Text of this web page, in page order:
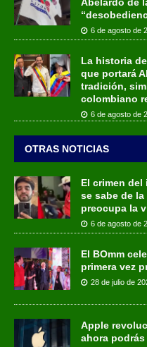
6 de agosto de
La historia
que portará
tradición,
colombiano
6 de agosto de
OTRAS NOTICIAS
El crimen del
se sabe de
preocupa la
6 de agosto de
El BOmm
primera vez
28 de julio de
Apple
ahora